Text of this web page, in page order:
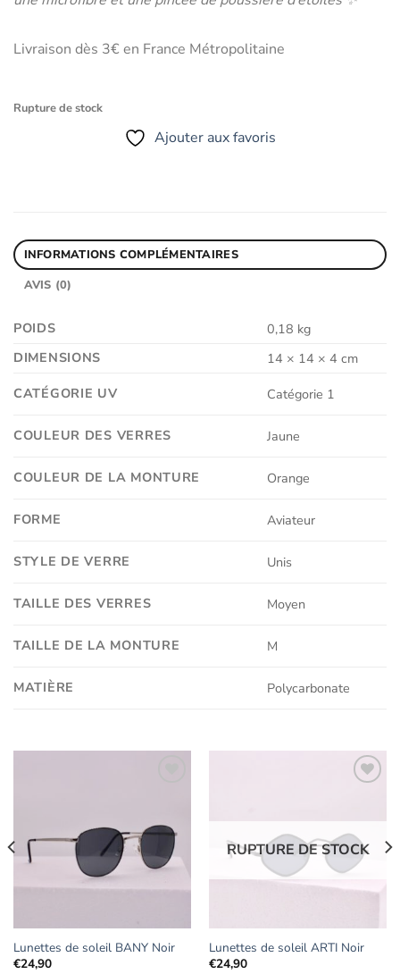
Livraison dès 3€ en France Métropolitaine
Rupture de stock
Ajouter aux favoris
INFORMATIONS COMPLÉMENTAIRES
AVIS (0)
POIDS
0,18 kg
DIMENSIONS
14 × 14 × 4 cm
CATÉGORIE UV
Catégorie 1
COULEUR DES VERRES Jaune
COULEUR DE LA MONTURE Orange
FORME Aviateur
STYLE DE VERRE Unis
TAILLE DES VERRES Moyen
TAILLE DE LA MONTURE M
MATIÈRE Polycarbonate
Ajouter
aux
favoris
Lunettes de soleil BANY Noir
€24,90
aux
favoris
RUPTURE DE STOCK
Lunettes de soleil ARTI Noir
€24,90